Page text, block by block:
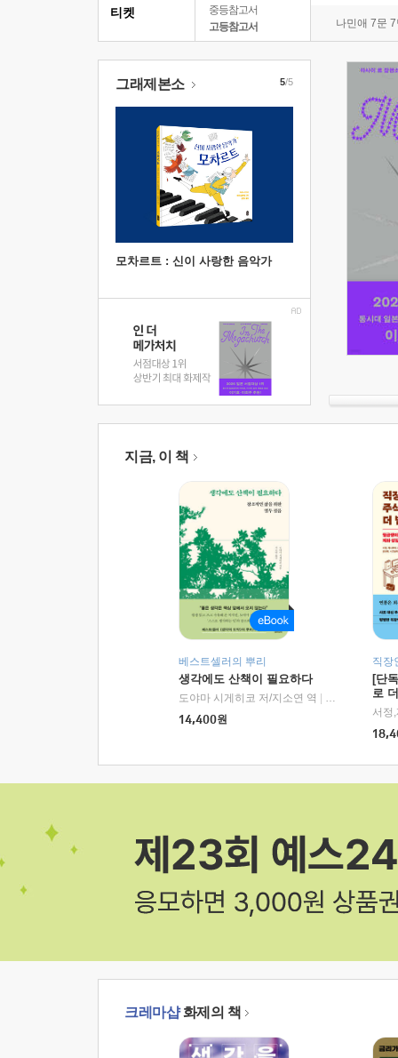
중등참고서
고등참고서
나민애 7문
티켓
그래제본소
모차르트 : 신이 사랑한 음악가
5/5
지금, 이 책
베스트셀러의 뿌리
생각에도 산책이 필요하다
도야마 시게히코 저/지소연 역
알에이치코리
14,400원
직장
[단
로
크레마샵화제의 책